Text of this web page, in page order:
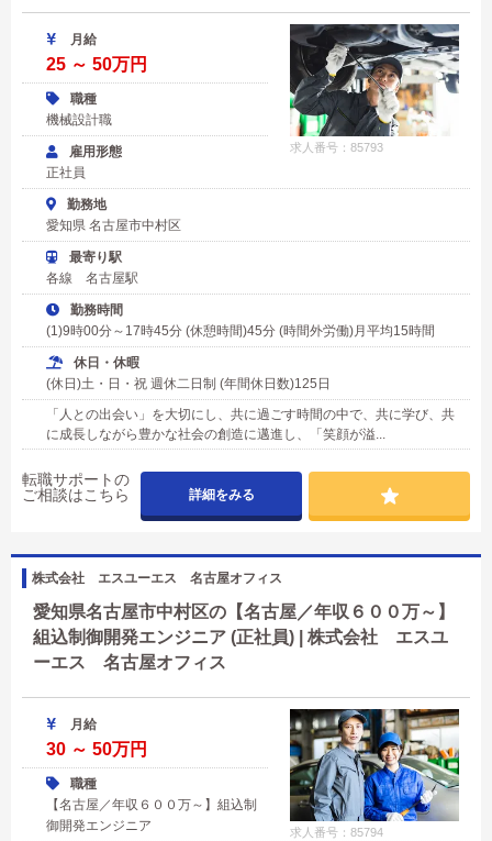
求人番号：85793
月給
25 ～ 50万円
職種
機械設計職
雇用形態
正社員
勤務地
愛知県 名古屋市中村区
最寄り駅
各線 名古屋駅
勤務時間
(1)9時00分～17時45分 (休憩時間)45分 (時間外労働)月平均15時間
休日・休暇
(休日)土・日・祝 週休二日制 (年間休日数)125日
「人との出会い」を大切にし、共に過ごす時間の中で、共に学び、共
に成長しながら豊かな社会の創造に邁進し、「笑顔が溢...
転職サポートの
ご相談はこちら
詳細をみる
株式会社 エスユーエス 名古屋オフィス
愛知県名古屋市中村区の【名古屋／年収６００万～】
組込制御開発エンジニア (正社員) | 株式会社 エスユ
ーエス 名古屋オフィス
求人番号：85794
月給
30 ～ 50万円
職種
【名古屋／年収６００万～】組込制
御開発エンジニア